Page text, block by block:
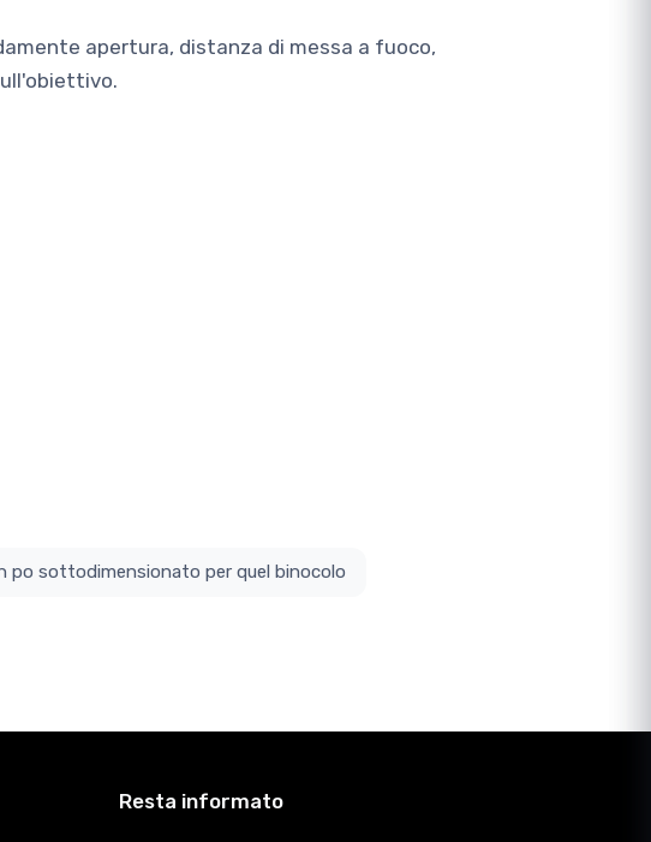
apertura, distanza di messa a fuoco,
e un po sottodimensionato per quel binocolo
Resta informato